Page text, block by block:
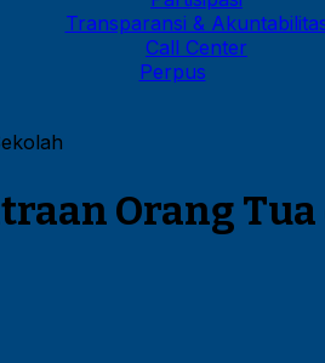
Transparansi &
Call Center
Perpus
Orang